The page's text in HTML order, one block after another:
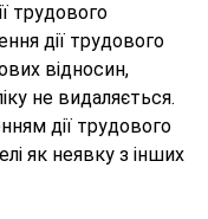
трудового
дії трудового
відносин,
не видаляється.
дії трудового
як неявку з інших